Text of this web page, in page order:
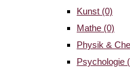
Kunst (0)
Mathe (0)
Physik &
Psychologie